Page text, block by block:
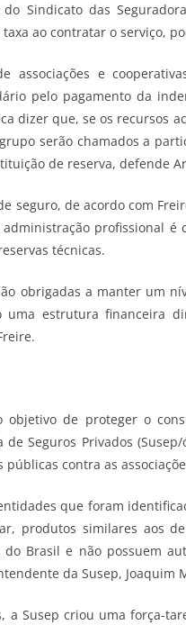
do Sindicato das
ao contratar o serviço,
associações e
pelo pagamento da
dizer que, se os recursos
serão chamados a
de reserva, defende
seguro, de acordo com
profissional é
técnicas.
obrigadas a manter um
uma estrutura financeira
objetivo de proteger o
de Seguros Privados
públicas contra as
entidades que foram
produtos similares aos
Brasil e não possuem
da Susep, Joaquim
a Susep criou uma força-